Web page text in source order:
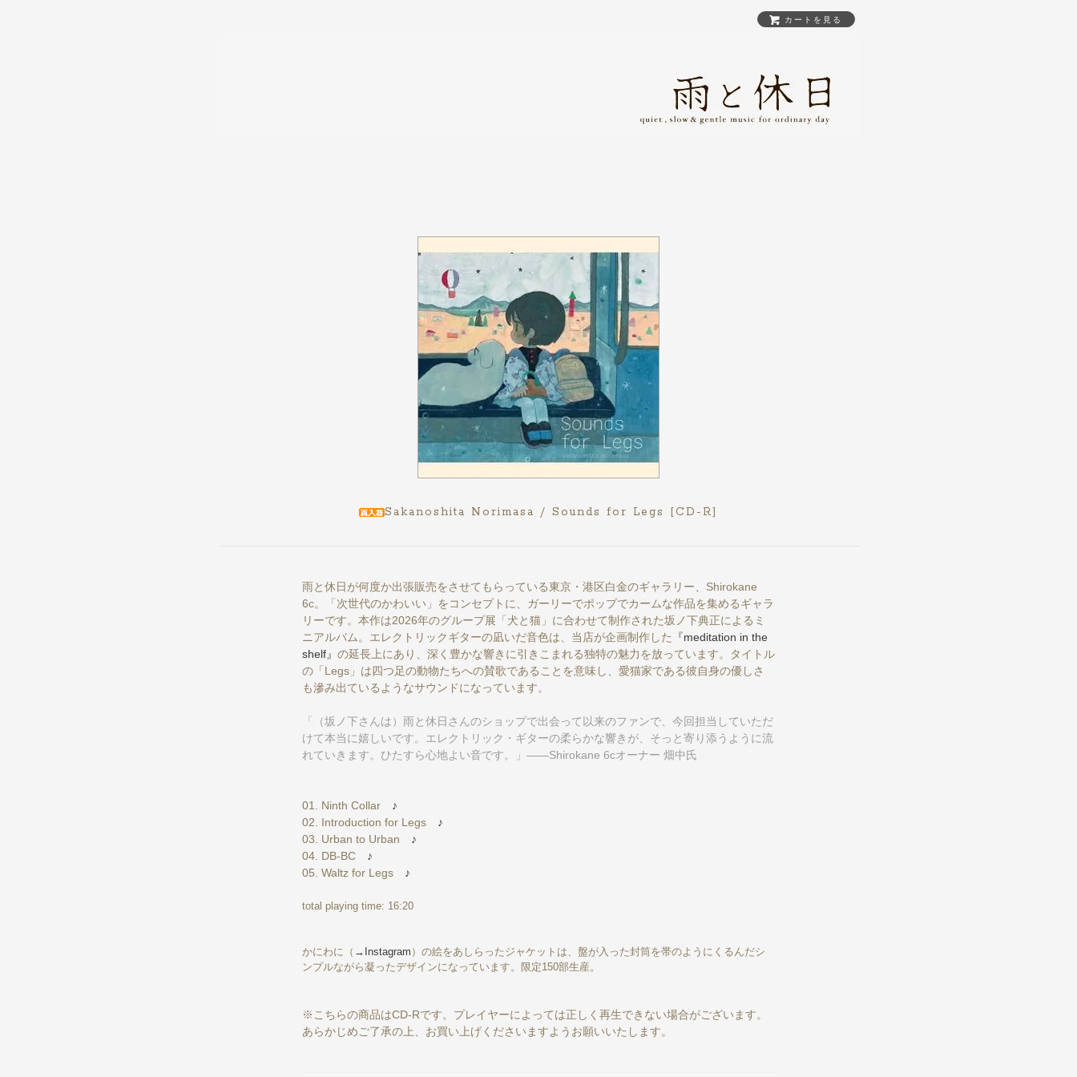
カートを見る
Sakanoshita Norimasa / Sounds for Legs [CD-R]
雨と休日が何度か出張販売をさせてもらっている東京・港区白金のギャラリー、Shirokane
6c。「次世代のかわいい」をコンセプトに、ガーリーでポップでカームな作品を集めるギャラ
リーです。本作は2026年のグループ展「犬と猫」に合わせて制作された坂ノ下典正によるミ
ニアルバム。エレクトリックギターの凪いだ音色は、当店が企画制作した
『meditation in the
shelf』 の延長上にあり、深く豊かな響きに引きこまれる独特の魅力を放っています。タイトル
の「Legs」は四つ足の動物たちへの賛歌であることを意味し、愛猫家である彼自身の優しさ
も滲み出ているようなサウンドになっています。
「（坂ノ下さんは）雨と休日さんのショップで出会って以来のファンで、今回担当していただ
けて本当に嬉しいです。エレクトリック・ギターの柔らかな響きが、そっと寄り添うように流
れていきます。ひたすら心地よい音です。」――Shirokane 6cオーナー 畑中氏
01. Ninth Collar ♪
02. Introduction for Legs ♪
03. Urban to Urban ♪
04. DB-BC ♪
05. Waltz for Legs ♪
total playing time: 16:20
かにわに（ →Instagram ）の絵をあしらったジャケットは、盤が入った封筒を帯のようにくるんだシ
ンプルながら凝ったデザインになっています。限定150部生産。
※こちらの商品はCD-Rです。プレイヤーによっては正しく再生できない場合がございます。
あらかじめご了承の上、お買い上げくださいますようお願いいたします。